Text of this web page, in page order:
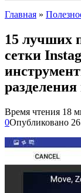
Главная »
15 лучших
сетки
Время чтения 18
0Опубликовано